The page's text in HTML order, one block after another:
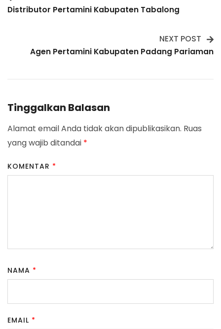
Distributor Pertamini Kabupaten Tabalong
NEXT POST
Agen Pertamini Kabupaten Padang Pariaman
Tinggalkan Balasan
Alamat email Anda tidak akan dipublikasikan. Ruas
yang wajib ditandai *
KOMENTAR *
NAMA *
EMAIL *